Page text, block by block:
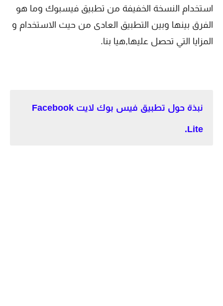
استخدام النسخة الخفيفة من تطبيق فيسبوك وما هو
الفرق بينها وبين التطبيق العادى من حيث الاستخدام و
المزايا التي تحصل عليها,هيا بنا.
نبذة حول تطبيق فيس بوك لايت Facebook
Lite.